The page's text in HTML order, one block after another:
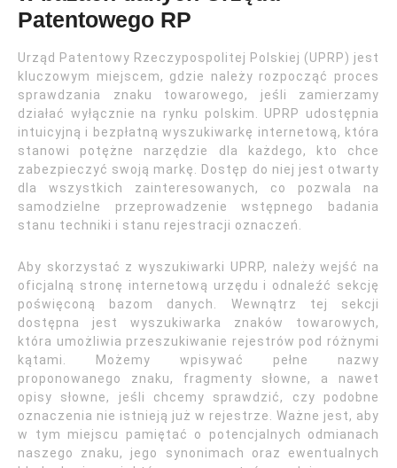
Patentowego RP
Urząd Patentowy Rzeczypospolitej Polskiej (UPRP) jest
kluczowym miejscem, gdzie należy rozpocząć proces
sprawdzania znaku towarowego, jeśli zamierzamy
działać wyłącznie na rynku polskim. UPRP udostępnia
intuicyjną i bezpłatną wyszukiwarkę internetową, która
stanowi potężne narzędzie dla każdego, kto chce
zabezpieczyć swoją markę. Dostęp do niej jest otwarty
dla wszystkich zainteresowanych, co pozwala na
samodzielne przeprowadzenie wstępnego badania
stanu techniki i stanu rejestracji oznaczeń.
Aby skorzystać z wyszukiwarki UPRP, należy wejść na
oficjalną stronę internetową urzędu i odnaleźć sekcję
poświęconą bazom danych. Wewnątrz tej sekcji
dostępna jest wyszukiwarka znaków towarowych,
która umożliwia przeszukiwanie rejestrów pod różnymi
kątami. Możemy wpisywać pełne nazwy
proponowanego znaku, fragmenty słowne, a nawet
opisy słowne, jeśli chcemy sprawdzić, czy podobne
oznaczenia nie istnieją już w rejestrze. Ważne jest, aby
w tym miejscu pamiętać o potencjalnych odmianach
naszego znaku, jego synonimach oraz ewentualnych